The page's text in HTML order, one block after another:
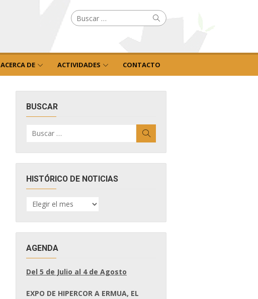
Buscar
por: Buscar
ACERCA DE ACTIVIDADES CONTACTO
BUSCAR
por:
HISTÓRICO DE NOTICIAS
HISTÓRICO
DE
AGENDA
Del 5 de Julio al 4 de Agosto
EXPO DE HIPERCOR A ERMUA, EL